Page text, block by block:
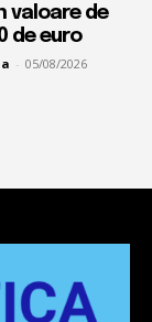
valoare de
de euro
- 05/08/2026